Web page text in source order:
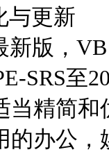
与更新
新版，
SRS至
当精简
的办公